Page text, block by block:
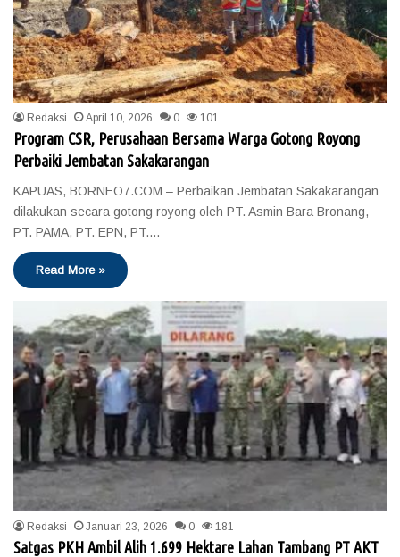
Redaksi April 10, 2026 0 101
Program CSR, Perusahaan Bersama Warga Gotong Royong
Perbaiki Jembatan Sakakarangan
KAPUAS, BORNEO7.COM – Perbaikan Jembatan Sakakarangan
dilakukan secara gotong royong oleh PT. Asmin Bara Bronang,
PT. PAMA, PT. EPN, PT.…
Read More »
Redaksi Januari 23, 2026 0 181
Satgas PKH Ambil Alih 1.699 Hektare Lahan Tambang PT AKT